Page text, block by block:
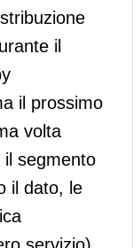
il
il prossimo
volta
il segmento
il dato, le
servizio)